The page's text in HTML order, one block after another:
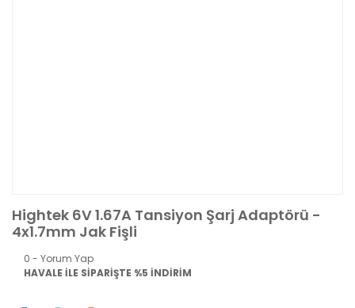
Hightek 6V 1.67A Tansiyon Şarj Adaptörü -
4x1.7mm Jak Fişli
0 - Yorum Yap
HAVALE İLE SİPARİŞTE %5 İNDİRİM